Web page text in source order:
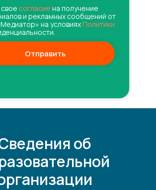
согласие на получение
и рекламных сообщений от
на условияхПолитики
Отправить
об